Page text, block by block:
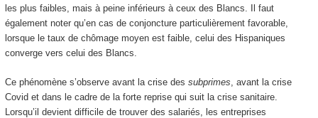
les plus faibles, mais à peine inférieurs à ceux des Blancs. Il faut
également noter qu’en cas de conjoncture particulièrement favorable,
lorsque le taux de chômage moyen est faible, celui des Hispaniques
converge vers celui des Blancs.
Ce phénomène s’observe avant la crise des subprimes , avant la crise
Covid et dans le cadre de la forte reprise qui suit la crise sanitaire.
Lorsqu’il devient difficile de trouver des salariés, les entreprises